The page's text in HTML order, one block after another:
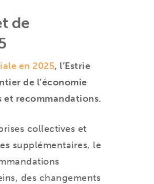
de
en 2025, l’Estrie
de l’économie
et recommandations.
collectives et
supplémentaires, le
des changements